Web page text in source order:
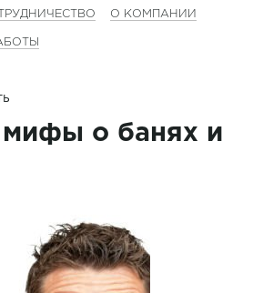
О КОМПАНИИ
о банях и